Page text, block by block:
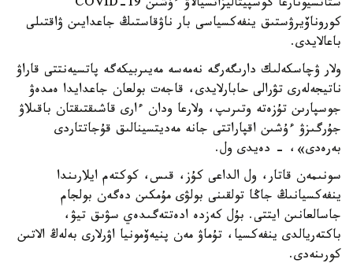
ستاتسيونارعا گوسپيتاليزاتسيالاۋ ءۇشىن COVID-19
كوروناۆيرۋستىق ينفەكسياسى بار ناۋقاستىڭ جاعدايىن ۋاقتىلى
باعالايدى.
ولار ۋچاسكەلىك دارىگەرگە نەمەسە مەيىربيكەگە پاتسيەنتتى قاراۋ
ناتيجەلەرى تۋرالى حابارلايدى، قاجەت بولعان جاعدايدا ەمدەۋ
جوسپارىن تۇزەتە وتىرىپ، ولارعا ودان ءارى قاشىقتىقتان باقىلاۋ
جۇرگىزۋ ءۇشىن اقپاراتتى جانە مەديتسينالىق قۇجاتتاردى
بەرەدى»، - دەيدى ول.
سونىمەن قاتار، ول الداعى كۇز، قىس، كوكتەم ايلارىندا
ينفەكسيانىڭ جاڭا تولقىنى بولۋى مۇمكىن دەگەن بولجام
جاسالعانىن ايتتى. بۇل كەزدە ادەتتەگىدەي سۋىق تيۋ،
باكتەريالدى ينفەكسيا، تۇماۋ مەن پنيەۆمونيا اۋرلارى بەلەڭ الاتىن
كورىنەدى.